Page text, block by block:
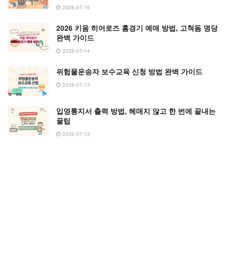
2026-07-16
2026 키움 히어로즈 홈경기 예매 방법, 고척돔 명당
완벽 가이드
2026-07-14
위험물운송자 보수교육 신청 방법 완벽 가이드
2026-07-13
입영통지서 출력 방법, 헤매지 않고 한 번에 끝내는
꿀팁
2026-07-13